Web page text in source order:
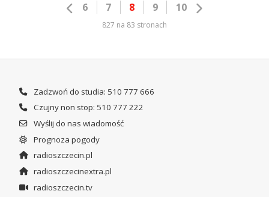
6 7 8 9 10
827 na 83 stronach
Zadzwoń do studia: 510 777 666
Czujny non stop: 510 777 222
Wyślij do nas wiadomość
Prognoza pogody
radioszczecin.pl
radioszczecinextra.pl
radioszczecin.tv